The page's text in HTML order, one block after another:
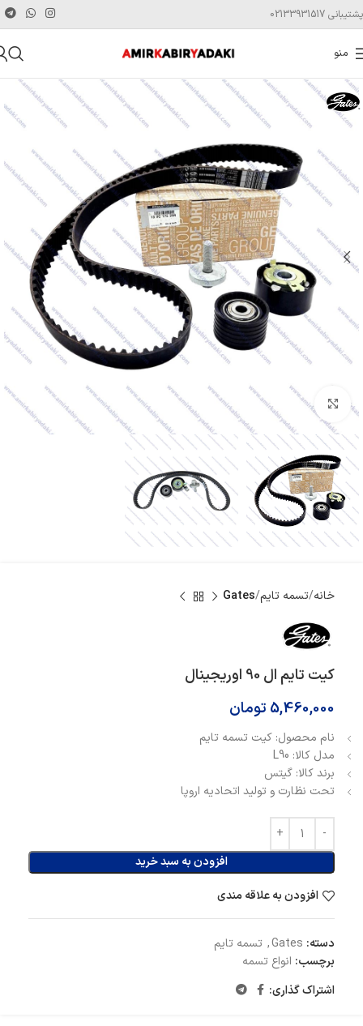
پشتیبانی 02133931517
منو
بزرگنمایی تصویر
خانه تسمه تایم Gates
کیت تایم ال 90 اوریجینال
5,460,000 تومان
نام محصول: کیت تسمه تایم
مدل کالا: L90
برند کالا: گیتس
تحت نظارت و تولید اتحادیه اروپا
افزودن به سبد خرید
افزودن به علاقه مندی
دسته: Gates
, تسمه تایم
برچسب: انواع تسمه
اشتراک گذاری: